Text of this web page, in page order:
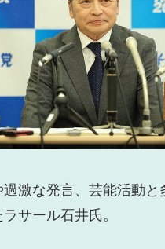
激な発言、芸能活動と
サール石井氏。